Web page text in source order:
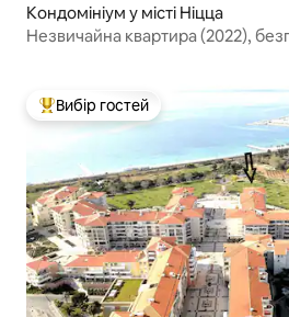
Кондомініум у місті Ніцца
Незвичайна квартира (2022),
Топ вибір гостей
Вибір гостей